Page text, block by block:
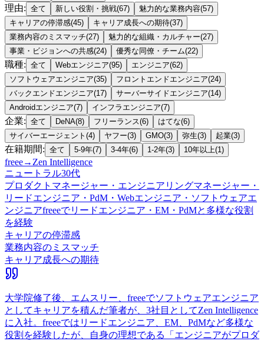
理由: 全て 新しい役割・挑戦(67) 魅力的な業務内容(57)
キャリアの停滞感(45) キャリア成長への期待(37)
業務内容のミスマッチ(27) 魅力的な組織・カルチャー(27)
事業・ビジョンへの共感(24) 優秀な同僚・チーム(22)
職種: 全て Webエンジニア(95) エンジニア(62)
ソフトウェアエンジニア(35) フロントエンドエンジニア(24)
バックエンドエンジニア(17) サーバーサイドエンジニア(14)
Androidエンジニア(7) インフラエンジニア(7)
企業: 全て DeNA(8) フリーランス(6) はてな(6)
サイバーエージェント (4) ヤフー(3) GMO(3) 弥生(3) 起業(3)
在籍期間: 全て 5-9年(7) 3-4年(6) 1-2年(3) 10年以上(1)
freee→Zen Intelligence
ニュートラル30代
プロダクトマネージャー・エンジニアリングマネージャー・
リードエンジニア・PdM・Webエンジニア・ソフトウェアエ
ンジニアfreeeでリードエンジニア・EM・PdMと多様な役割
を経験
キャリアの停滞感
業務内容のミスマッチ
キャリア成長への期待
大学院修了後、エムスリー、freeeでソフトウェアエンジニア
としてキャリアを積んだ筆者が、3社目としてZen Intelligence
に入社。freeeではリードエンジニア、EM、PdMなど多様な
役割を経験したが、自身の理想である「エンジニアがプロダ